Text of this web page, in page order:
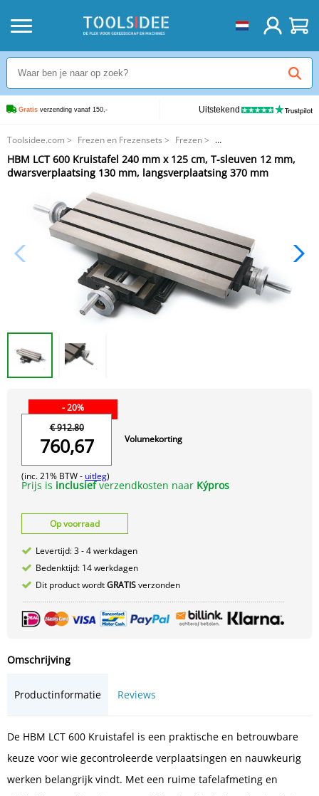
Gratis verzending vanaf 150,- Uitstekend
Toolsidee.com > Frezen en Frezensets > Frezen>
HBM LCT 600 Kruistafel 240 mm x 125 cm, T-sleuven 12 mm,
dwarsverplaatsing 130 mm, langsverplaatsing 370 mm
HBM LCT 600 Kruistafel 240 mm x 125 cm, T-sleuven 12 mm,
dwarsverplaatsing 130 mm, langsverplaatsing 370 mm
- 20%
€ 912.80
760,67
(inc. 21% BTW - uitleg)
Volumekorting
Prijs is inclusiefverzendkosten naar Kýpros
Op voorraad
Levertijd: 3 - 4 werkdagen
Bedenktijd: 14 werkdagen
Dit product wordtGRATISverzonden
Omschrijving
Productinformatie Reviews
De HBM LCT 600 Kruistafel is een praktische en betrouwbare
keuze voor wie gecontroleerde verplaatsingen en nauwkeurig
werken belangrijk vindt. Met een ruime tafelafmeting en